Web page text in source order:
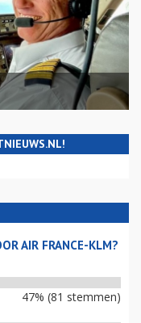
AIR FRANCE-KLM?
47% (81 stemmen)